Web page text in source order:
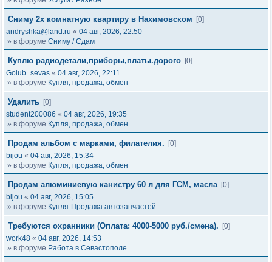
Сниму 2х комнатную квартиру в Нахимовском
[0]
andryshka@land.ru « 04 авг, 2026, 22:50
» в форуме Сниму / Сдам
Куплю радиодетали,приборы,платы.дорого [0]
Golub_sevas « 04 авг, 2026, 22:11
» в форуме Купля, продажа, обмен
Удалить [0]
student200086 « 04 авг, 2026, 19:35
» в форуме Купля, продажа, обмен
Продам альбом с марками, филателия.
[0]
bijou « 04 авг, 2026, 15:34
» в форуме Купля, продажа, обмен
Продам алюминиевую канистру 60 л для ГСМ, масла [0]
bijou « 04 авг, 2026, 15:05
» в форуме Купля-Продажа автозапчастей
Требуются охранники (Оплата: 4000-5000 руб./смена).
[0]
work48 « 04 авг, 2026, 14:53
» в форуме Работа в Севастополе